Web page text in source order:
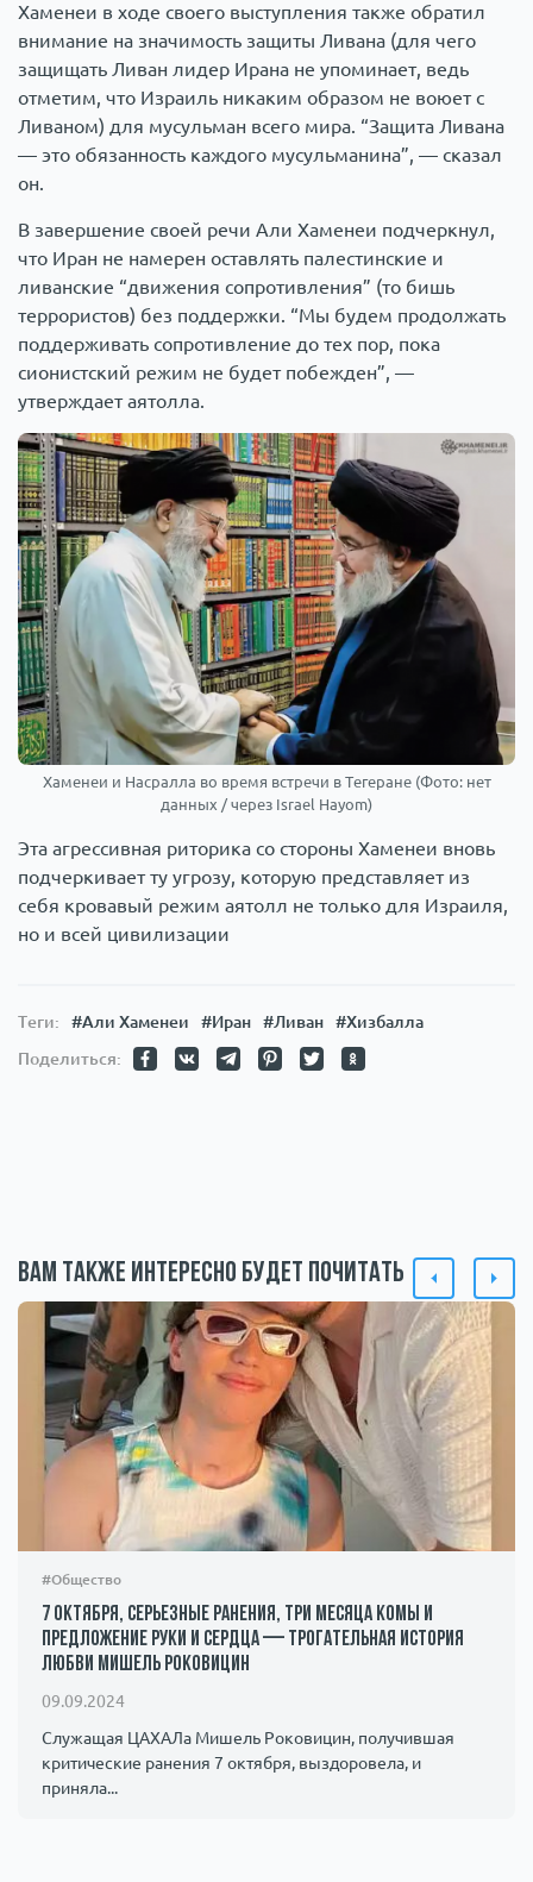
Хаменеи в ходе своего выступления также обратил
внимание на значимость защиты Ливана (для чего
защищать Ливан лидер Ирана не упоминает, ведь
отметим, что Израиль никаким образом не воюет с
Ливаном) для мусульман всего мира. “Защита Ливана
— это обязанность каждого мусульманина”, — сказал
он.
В завершение своей речи Али Хаменеи подчеркнул,
что Иран не намерен оставлять палестинские и
ливанские “движения сопротивления” (то бишь
террористов) без поддержки. “Мы будем продолжать
поддерживать сопротивление до тех пор, пока
сионистский режим не будет побежден”, —
утверждает аятолла.
Хаменеи и Насралла во время встречи в Тегеране (Фото: нет
данных / через Israel Hayom)
Эта агрессивная риторика со стороны Хаменеи вновь
подчеркивает ту угрозу, которую представляет из
себя кровавый режим аятолл не только для Израиля,
но и всей цивилизации
Теги: #Али Хаменеи #Иран #Ливан
#Хизбалла
Поделиться:
Вам также интересно будет почитать
#Общество
7 октября, серьезные ранения, три месяца комы и
предложение руки и сердца — трогательная история
любви Мишель Роковицин
09.09.2024
Служащая ЦАХАЛа Мишель Роковицин, получившая
критические ранения 7 октября, выздоровела, и
приняла...